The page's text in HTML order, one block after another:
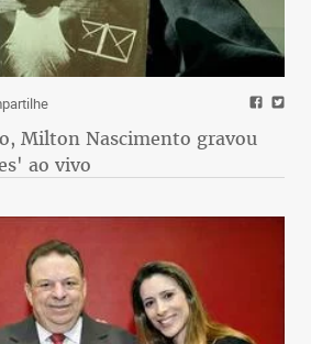
Milton Nascimento gravou
ao vivo